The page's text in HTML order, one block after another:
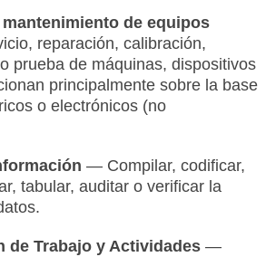
de equipos
reparación, calibración,
prueba de máquinas, dispositivos
principalmente sobre la base
o electrónicos (no
— Compilar, codificar,
tabular, auditar o verificar la
de Trabajo y Actividades—